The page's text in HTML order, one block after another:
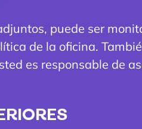
puede ser
de la oficina.
es responsable de